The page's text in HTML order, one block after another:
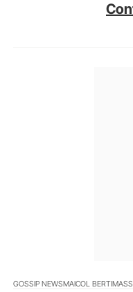
GOSSIP NEWSMAICOL BERTI